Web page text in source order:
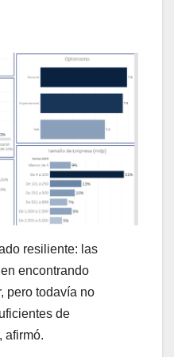
resiliente: las
encontrando
pero todavía no
de
afirmó.